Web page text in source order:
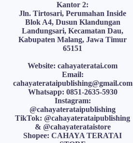
Kantor 2:
Jln. Tirtosari, Perumahan Inside
Blok A4, Dusun Klandungan
Landungsari, Kecamatan Dau,
Kabupaten Malang, Jawa Timur
65151
Website: cahayateratai.com
Email:
cahayaterataipublishing@gmail.com
Whatsapp: 0851-2635-5930
Instagram:
@cahayaterataipublishing
TikTok: @cahayaterataipublishing
& @cahayaterataistore
Shopee: CAHAYA TERATAI